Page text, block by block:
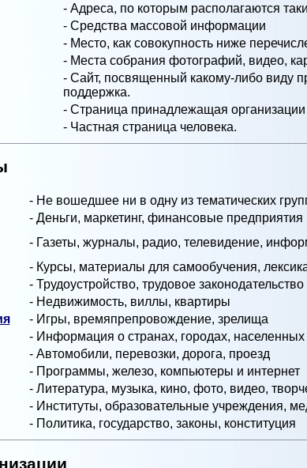
- Адреса, по которым располагаются
- Средства массовой информации
- Место, как совокупность ниже
- Места собрания фотографий, видео,
- Сайт, посвященный какому-либо виду
поддержка.
- Страница принадлежащая
- Частная страница человека.
- Не вошедшее ни в одну из тематических
- Деньги, маркетинг, финансовые предприятия
- Газеты, журналы, радио, телевидение,
- Курсы, материалы для самообучения,
- Трудоустройство, трудовое законодательство
- Недвижимость, виллы, квартиры
- Игры, времяпрепровождение, зрелища
- Информация о странах, городах, населенных
- Автомобили, перевозки, дорога, проезд
- Программы, железо, компьютеры и интернет
- Литература, музыка, кино, фото, видео,
- Институты, образовательные учреждения,
- Политика, государство, законы, конституция